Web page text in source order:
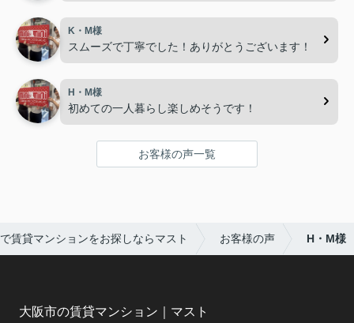
K・M様
スムーズで丁寧でした！ありがとうございます！
H・M様
初めての一人暮らし楽しめそうです！
お客様の声一覧
賃貸マンションをお探しならマスト お客様の声 H・M様
大阪市の賃貸マンション｜マスト